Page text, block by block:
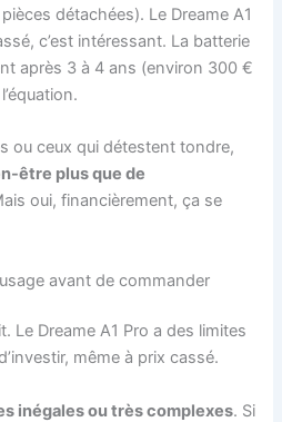
détachées). Le Dreame A1
c’est intéressant. La batterie
après 3 à 4 ans (environ 300 €
ou ceux qui détestent tondre,
être plus que de
oui, financièrement, ça se
avant de commander
Le Dreame A1 Pro a des limites
même à prix cassé.
inégales ou très complexes. Si